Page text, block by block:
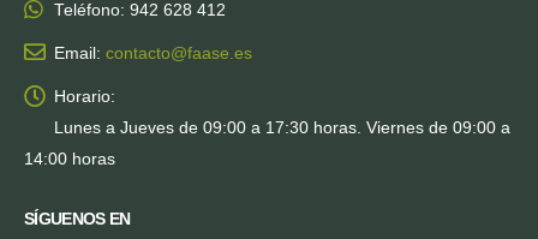
Teléfono: 942 628 412
Email: contacto@faase.es
Horario:
Lunes a Jueves de 09:00 a 17:30 horas. Viernes de 09:00 a
14:00 horas
SÍGUENOS EN